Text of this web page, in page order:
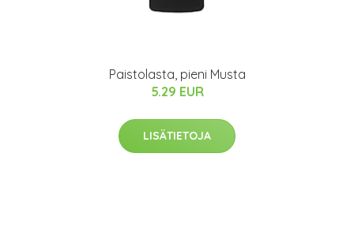
Paistolasta, pieni Musta
5.29 EUR
LISÄTIETOJA